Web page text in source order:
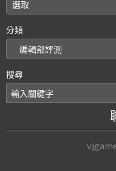
分類
搜尋